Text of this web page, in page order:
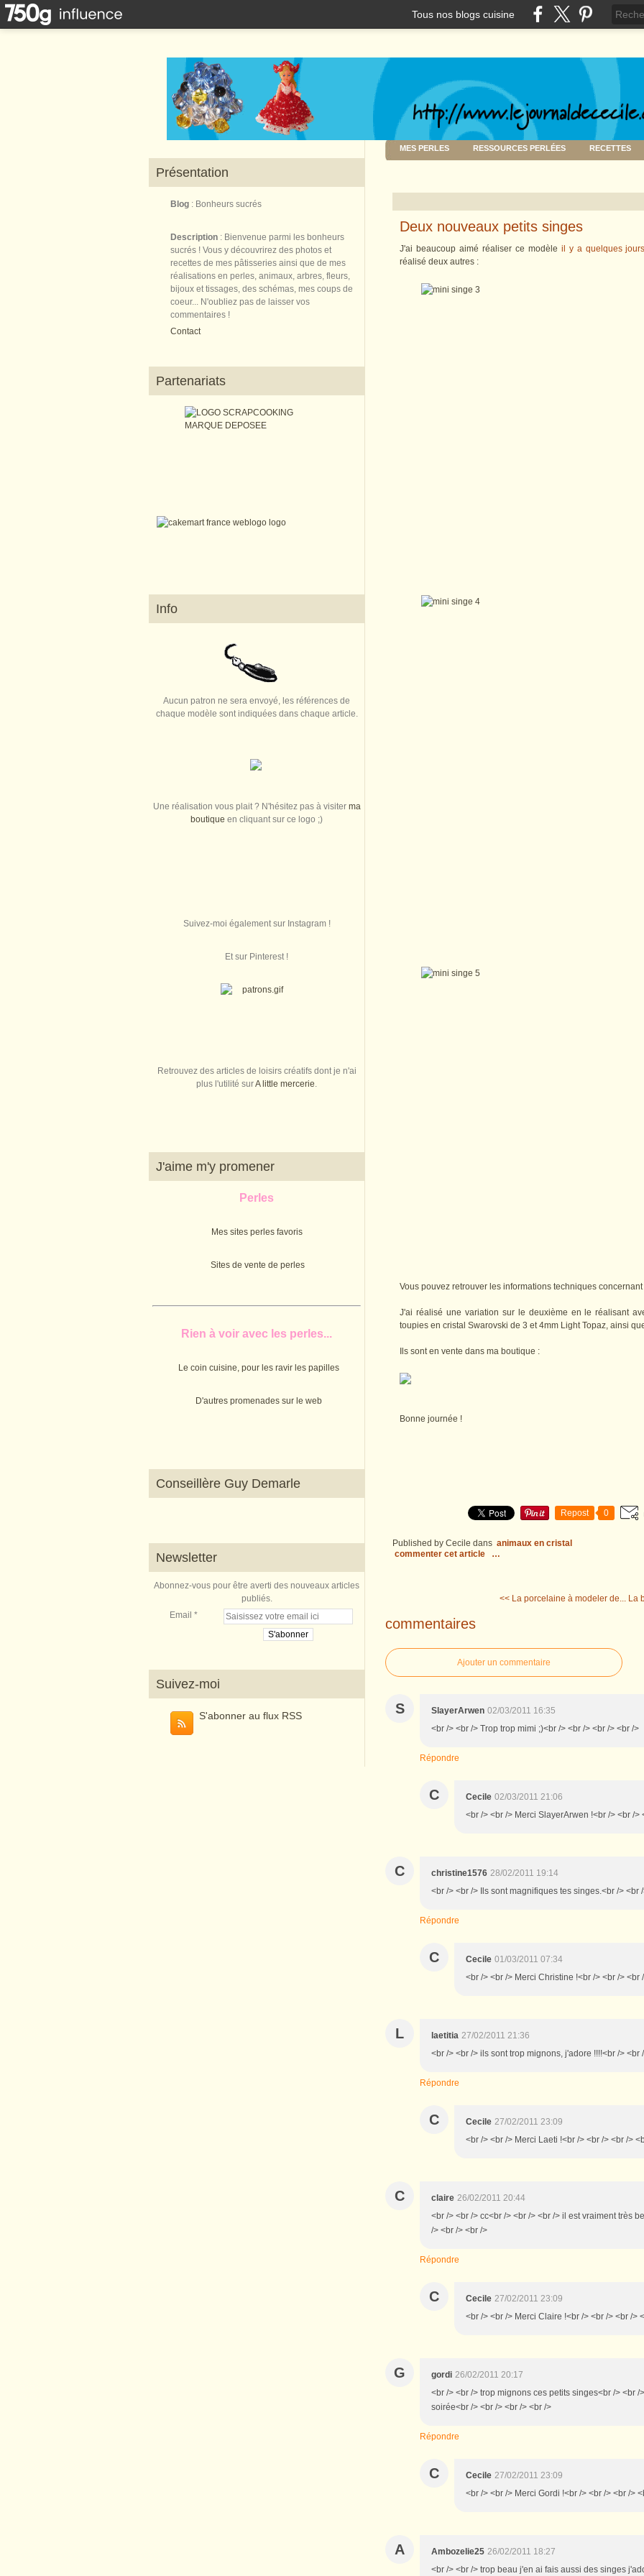
Tous nos blogs cuisine
Présentation
Blog : Bonheurs sucrés
Description : Bienvenue parmi les bonheurs
sucrés ! Vous y découvrirez des photos et
recettes de mes pâtisseries ainsi que de mes
réalisations en perles, animaux, arbres, fleurs,
bijoux et tissages, des schémas, mes coups de
coeur... N'oubliez pas de laisser vos
commentaires !
Contact
Partenariats
Info
Aucun patron ne sera envoyé, les références de
chaque modèle sont indiquées dans chaque article.
Une réalisation vous plait ? N'hésitez pas à visiter ma
boutique en cliquant sur ce logo ;)
Suivez-moi également sur Instagram !
Et sur Pinterest !
Retrouvez des articles de loisirs créatifs dont je n'ai
plus l'utilité surA little mercerie.
J'aime m'y promener
Perles
Mes sites perles favoris
Sites de vente de perles
Rien à voir avec les perles...
Le coin cuisine, pour les ravir les papilles
D'autres promenades sur le web
Conseillère Guy Demarle
Newsletter
Abonnez-vous pour être averti des nouveaux articles
publiés.
Email
Suivez-moi
S'abonner au flux RSS
MES PERLES RESSOURCES PERLÉES RECETTES
Deux nouveaux petits singes
J'ai beaucoup aimé réaliser ce modèle il y a quelques jours
réalisé deux autres :
Vous pouvez retrouver les informations techniques
J'ai réalisé une variation sur le deuxième en le réalisant
toupies en cristal Swarovski de 3 et 4mm Light Topaz, ainsi
Ils sont en vente dans ma boutique :
Bonne journée !
Repost 0
Published by Cecile dans animaux en cristal
commenter cet article
…
<< La porcelaine à modeler de... La
commentaires
Ajouter un commentaire
S SlayerArwen 02/03/2011 16:35
<br /> <br /> Trop trop mimi ;)<br /> <br /> <br /> <br />
Répondre
C Cecile 02/03/2011 21:06
<br /> <br /> Merci SlayerArwen !<br /> <br />
C christine1576 28/02/2011 19:14
<br /> <br /> Ils sont magnifiques tes singes.<br /> <br
Répondre
C Cecile 01/03/2011 07:34
<br /> <br /> Merci Christine !<br /> <br /> <br
L laetitia 27/02/2011 21:36
<br /> <br /> ils sont trop mignons, j'adore !!!!<br /> <br
Répondre
C Cecile 27/02/2011 23:09
<br /> <br /> Merci Laeti !<br /> <br /> <br />
C claire 26/02/2011 20:44
<br /> <br /> cc<br /> <br /> <br /> il est vraiment très
/> <br /> <br />
Répondre
C Cecile 27/02/2011 23:09
<br /> <br /> Merci Claire !<br /> <br /> <br />
G gordi 26/02/2011 20:17
<br /> <br /> trop mignons ces petits singes<br /> <br
soirée<br /> <br /> <br /> <br />
Répondre
C Cecile 27/02/2011 23:09
<br /> <br /> Merci Gordi !<br /> <br /> <br />
A Ambozelie25 26/02/2011 18:27
<br /> <br /> trop beau j'en ai fais aussi des singes